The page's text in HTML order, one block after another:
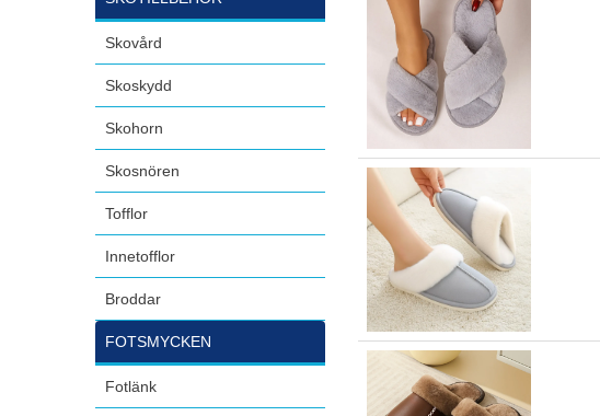
Skovård
Skoskydd
Skohorn
Skosnören
Tofflor
Innetofflor
Broddar
FOTSMYCKEN
Fotlänk